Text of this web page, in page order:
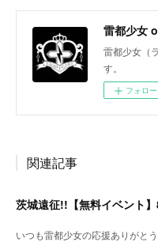
雷都少女
雷都少女（
す。
フォロー
関連記事
いつも雷都少女の応援ありがと